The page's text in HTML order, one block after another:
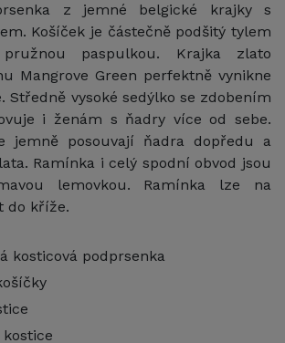
z jemné belgické krajky s
Košíček je částečně podšitý tylem
paspulkou. Krajka zlato
Mangrove Green perfektně vynikne
Středně vysoké sedýlko se zdobením
i ženám s ňadry více od sebe.
jemně posouvají ňadra dopředu a
Ramínka i celý spodní obvod jsou
lemovkou. Ramínka lze na
do kříže.
kosticová podprsenka